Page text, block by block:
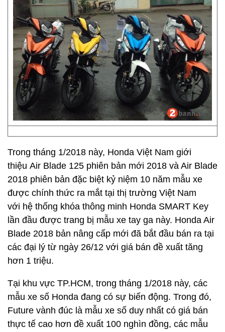
Trong tháng 1/2018 này, Honda Việt Nam giới
thiệu Air Blade 125 phiên bản mới 2018 và Air Blade
2018 phiên bản đặc biệt kỷ niệm 10 năm mẫu xe
được chính thức ra mắt tại thị trường Việt Nam
với hệ thống khóa thông minh Honda SMART Key
lần đầu được trang bị mẫu xe tay ga này. Honda Air
Blade 2018 bản nâng cấp mới đã bắt đầu bán ra tại
các đại lý từ ngày 26/12 với giá bán đề xuất tăng
hơn 1 triệu.
Tại khu vực TP.HCM, trong tháng 1/2018 này, các
mẫu xe số Honda đang có sự biến động. Trong đó,
Future vành đúc là mẫu xe số duy nhất có giá bán
thực tế cao hơn đề xuất 100 nghìn đồng, các mẫu